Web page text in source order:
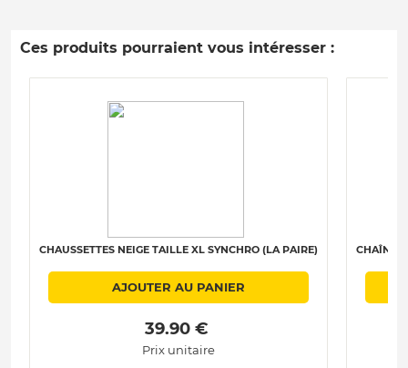
Ces produits pourraient vous intéresser :
CHAUSSETTES NEIGE TAILLE XL SYNCHRO (LA PAIRE)
AJOUTER AU PANIER
39.90 €
Prix unitaire
CHAÎNES